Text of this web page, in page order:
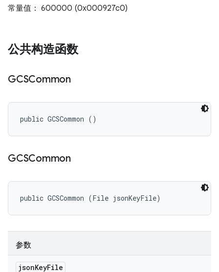
常量值： 600000 (0x000927c0)
公共构造函数
GCSCommon
public GCSCommon ()
GCSCommon
public GCSCommon (File jsonKeyFile)
参数
jsonKeyFile